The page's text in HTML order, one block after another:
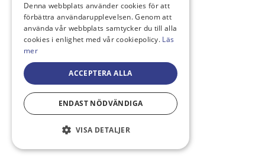
Denna webbplats använder cookies för att
förbättra användarupplevelsen. Genom att
använda vår webbplats samtycker du till alla
cookies i enlighet med vår cookiepolicy. Läs
mer
ACCEPTERA ALLA
ENDAST NÖDVÄNDIGA
VISA DETALJER